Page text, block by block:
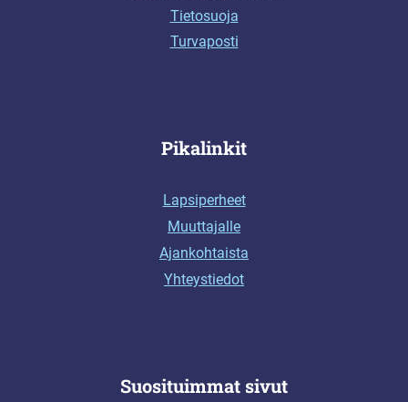
Tietosuoja
Turvaposti
Pikalinkit
Lapsiperheet
Muuttajalle
Ajankohtaista
Yhteystiedot
Suosituimmat sivut